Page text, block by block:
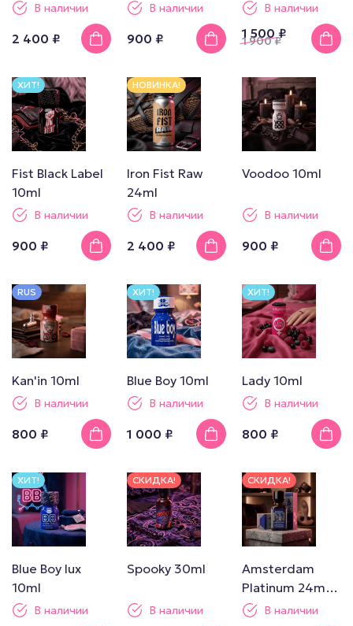
В наличии
2 400 ₽
В наличии
900 ₽
В наличии
1 500 ₽
1 900₽
ХИТ!
Fist Black Label
10ml
В наличии
900 ₽
НОВИНКА!
Iron Fist Raw
24ml
В наличии
2 400 ₽
Voodoo 10ml
В наличии
900 ₽
RUS
Kan'in 10ml
В наличии
800 ₽
ХИТ!
Blue Boy 10ml
В наличии
1 000 ₽
ХИТ!
Lady 10ml
В наличии
800 ₽
ХИТ!
Blue Boy lux
10ml
В наличии
СКИДКА!
Spooky 30ml
В наличии
СКИДКА!
Amsterdam
Platinum 24ml
BoxedВ наличии